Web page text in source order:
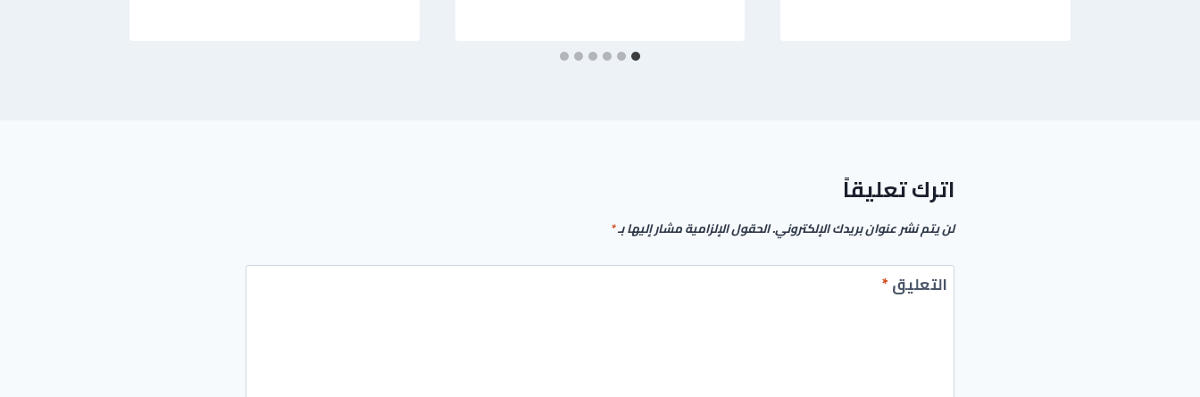
اترك تعليقاً
لن يتم نشر عنوان بريدك الإلكتروني.الحقول الإلزامية مشار إليها بـ*
التعليق*